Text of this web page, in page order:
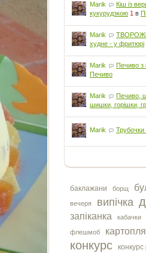
Marik
Кіш із
кукурудзкою 1 в
Marik
худне - у фритюрі
Marik Печиво з
Печиво
Marik
Печиво,
шишки, горішки,
Marik
баклажани борщ
вечеря випічка
запіканка
кабачки
флешмоб картопля
конкурс конкурс